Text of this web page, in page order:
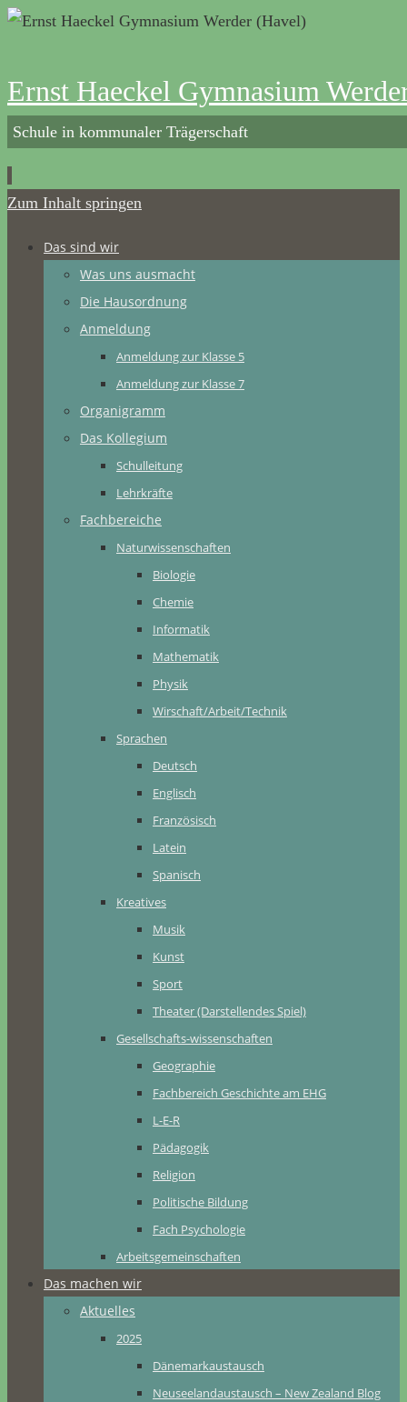
Ernst Haeckel Gymnasium
Schule in kommunaler Trägerschaft
Zum Inhalt springen
Das sind wir
Was uns ausmacht
Die Hausordnung
Anmeldung
Anmeldung zur Klasse 5
Anmeldung zur Klasse 7
Organigramm
Das Kollegium
Schulleitung
Lehrkräfte
Fachbereiche
Naturwissenschaften
Biologie
Chemie
Informatik
Mathematik
Physik
Wirschaft/Arbeit/Technik
Sprachen
Deutsch
Englisch
Französisch
Latein
Spanisch
Kreatives
Musik
Kunst
Sport
Theater (Darstellendes Spiel)
Gesellschafts-wissenschaften
Geographie
Fachbereich Geschichte am EHG
L-E-R
Pädagogik
Religion
Politische Bildung
Fach Psychologie
Arbeitsgemeinschaften
Das machen wir
Aktuelles
2025
Dänemarkaustausch
Neuseelandaustausch – New Zealand Blog